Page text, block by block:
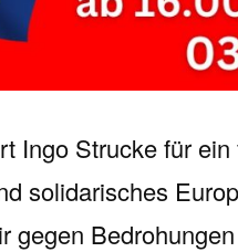
Ingo Strucke für
solidarisches
gegen